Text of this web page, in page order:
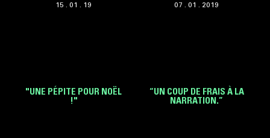
15 . 01 . 19 07 . 01 . 2019
"UNE PÉPITE POUR NOËL
!"
“UN COUP DE FRAIS À LA
NARRATION.”